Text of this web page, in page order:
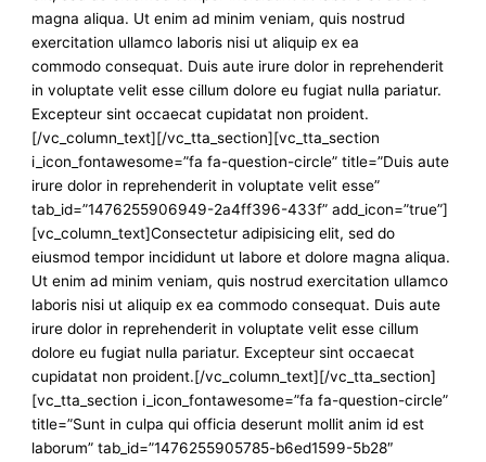
magna aliqua. Ut enim ad minim veniam, quis nostrud
exercitation ullamco laboris nisi ut aliquip ex ea
commodo consequat. Duis aute irure dolor in reprehenderit
in voluptate velit esse cillum dolore eu fugiat nulla pariatur.
Excepteur sint occaecat cupidatat non proident.
[/vc_column_text][/vc_tta_section][vc_tta_section
i_icon_fontawesome=”fa fa-question-circle” title=”Duis aute
irure dolor in reprehenderit in voluptate velit esse”
tab_id=”1476255906949-2a4ff396-433f” add_icon=”true”]
[vc_column_text]Consectetur adipisicing elit, sed do
eiusmod tempor incididunt ut labore et dolore magna aliqua.
Ut enim ad minim veniam, quis nostrud exercitation ullamco
laboris nisi ut aliquip ex ea commodo consequat. Duis aute
irure dolor in reprehenderit in voluptate velit esse cillum
dolore eu fugiat nulla pariatur. Excepteur sint occaecat
cupidatat non proident.[/vc_column_text][/vc_tta_section]
[vc_tta_section i_icon_fontawesome=”fa fa-question-circle”
title=”Sunt in culpa qui officia deserunt mollit anim id est
laborum” tab_id=”1476255905785-b6ed1599-5b28″